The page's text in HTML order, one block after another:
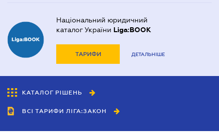
Національний юридичний
каталог України Liga:BOOK
ТАРИФИ ДЕТАЛЬНІШЕ
КАТАЛОГ РІШЕНЬ
ВСІ ТАРИФИ ЛІГА:ЗАКОН